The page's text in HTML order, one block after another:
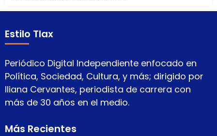
Estilo Tlax
Periódico Digital Independiente enfocado en
Política, Sociedad, Cultura, y más; dirigido por
Iliana Cervantes, periodista de carrera con
más de 30 años en el medio.
Más Recientes